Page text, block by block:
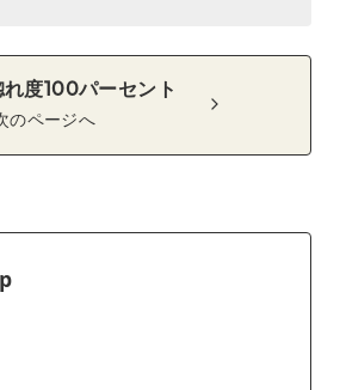
度100パーセント
のページへ